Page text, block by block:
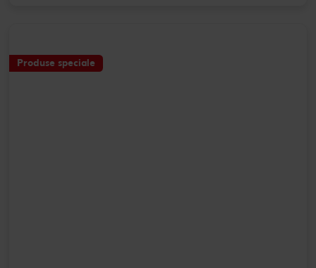
Produse speciale